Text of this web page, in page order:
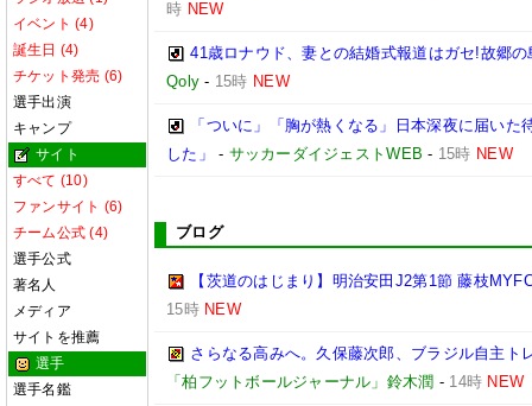
イベント (4)
誕生日 (4)
チケット発売 (6)
選手出演
キャンプ
サイト
すべて (10)
ファンサイト (6)
チーム公式 (4)
選手公式
著名人
メディア
サイトを推薦
選手
選手名鑑
時 NEW
41歳ロナウド、妻との結婚式報道はガセ!故郷
Qoly - 15時 NEW
「ついに」「胸が熱くなる」日本深夜に届い
した」
- サッカーダイジェストWEB - 15時 NEW
ブログ
【茨道のはじまり】明治安田J2第1節 藤枝
15時 NEW
さらなる高みへ。久保藤次郎、ブラジル自主
「柏フットボールジャーナル」鈴木潤 - 14時 NEW